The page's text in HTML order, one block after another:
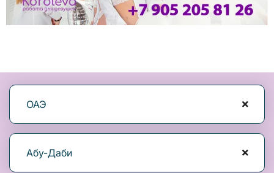
ОАЭ
Абу-Даби